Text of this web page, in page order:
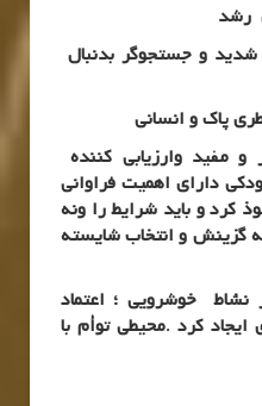
رشد
شدید و جستجوگر بدنبال
پاک و انسانی
مفید وارزیابی کننده
دارای اهمیت فراوانی
کرد و باید شرایط را ونه
گزینش و انتخاب شایسته
نشاط خوشرویی ؛ اعتماد
کرد .محیطی توأم با